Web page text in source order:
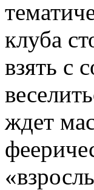
клуба
взять с
ждет